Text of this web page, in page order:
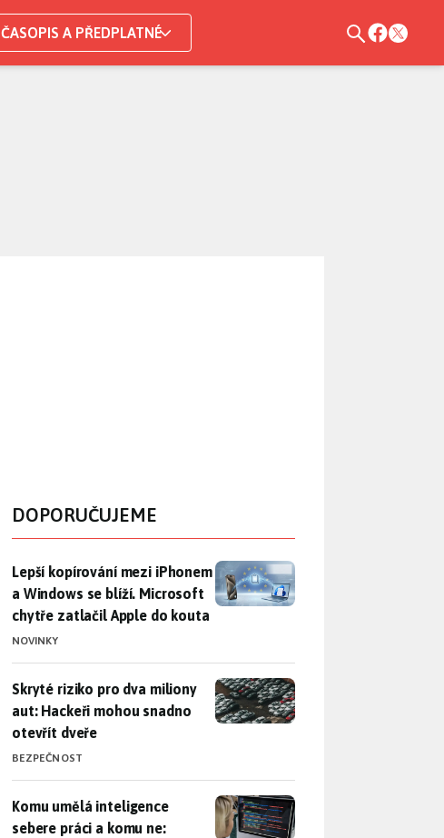
ČASOPIS A PŘEDPLATNÉ
DOPORUČUJEME
Lepší kopírování mezi iPhonem a Windows se blíží. Microsoft
Lepší kopírování mezi iPhonem
a Windows se blíží. Microsoft
chytře zatlačil Apple do kouta
NOVINKY
Skryté riziko pro dva miliony aut: Hackeři mohou snadno otevřít
Skryté riziko pro dva miliony
aut: Hackeři mohou snadno
otevřít dveře
BEZPEČNOST
Komu umělá inteligence sebere práci a komu ne: Vývojář
Komu umělá inteligence
sebere práci a komu ne: